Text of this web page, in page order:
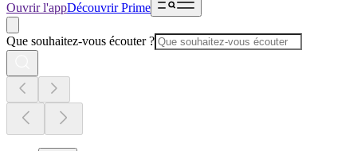
Ouvrir l'appDécouvrir Prime
Que souhaitez-vous écouter ?